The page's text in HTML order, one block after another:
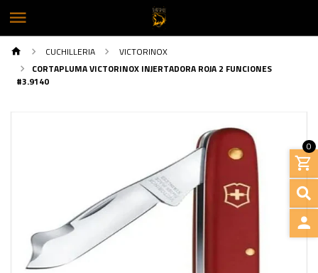
0
CUCHILLERIA
VICTORINOX
CORTAPLUMA VICTORINOX INJERTADORA ROJA 2 FUNCIONES
#3.9140